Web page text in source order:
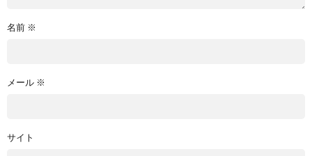
名前 ※
メール ※
サイト